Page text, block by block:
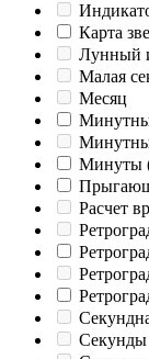
Карта
Лунный
Малая
Месяц
Минуты
Расчет
Секунды